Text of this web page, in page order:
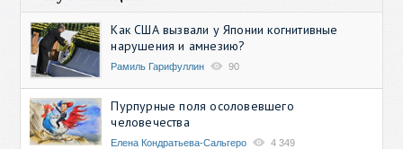
Как США вызвали у Японии когнитивные
нарушения и амнезию?
Рамиль Гарифуллин 90
Пурпурные поля осоловевшего
человечества
Елена Кондратьева-Сальгеро 4 349